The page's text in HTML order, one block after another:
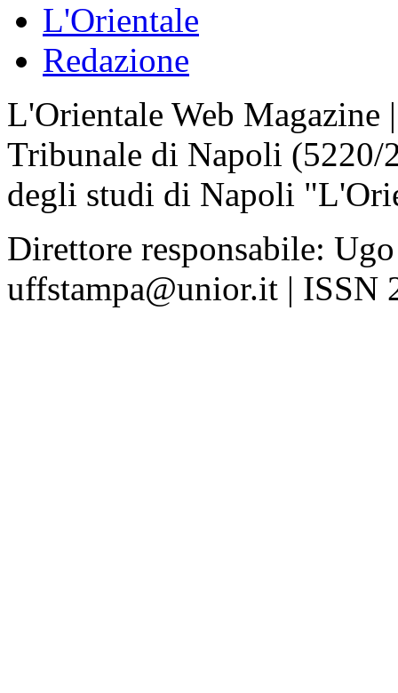
L'Orientale
Redazione
L'Orientale Web Magazine
Tribunale di Napoli
degli studi di Napoli
Direttore responsabile:
uffstampa@unior.it | ISSN